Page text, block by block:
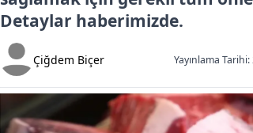
Detaylar haberimizde.
Çiğdem Biçer Yayınlama